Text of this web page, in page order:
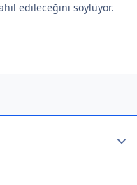
edileceğini söylüyor.